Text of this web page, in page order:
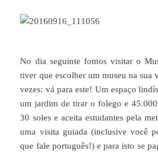
No dia seguinte fomos visitar o
tiver que escolher um museu na sua
vezes: vá para este! Um espaço
um jardim de tirar o folego e 45.000
30 soles e aceita estudantes pela
uma visita guiada (inclusive você
que fale português!) e para isto se